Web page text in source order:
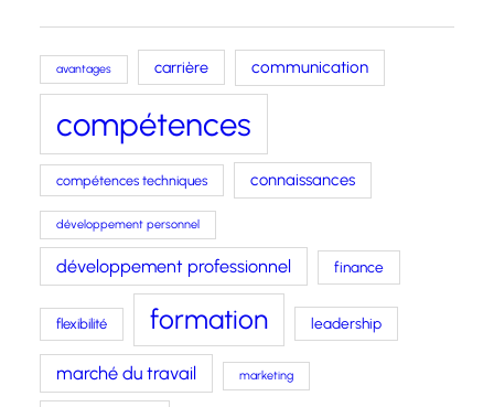
avantages carrière communication
compétences
compétences techniques connaissances
développement personnel
développement professionnel finance
flexibilité formation leadership
marché du travail marketing